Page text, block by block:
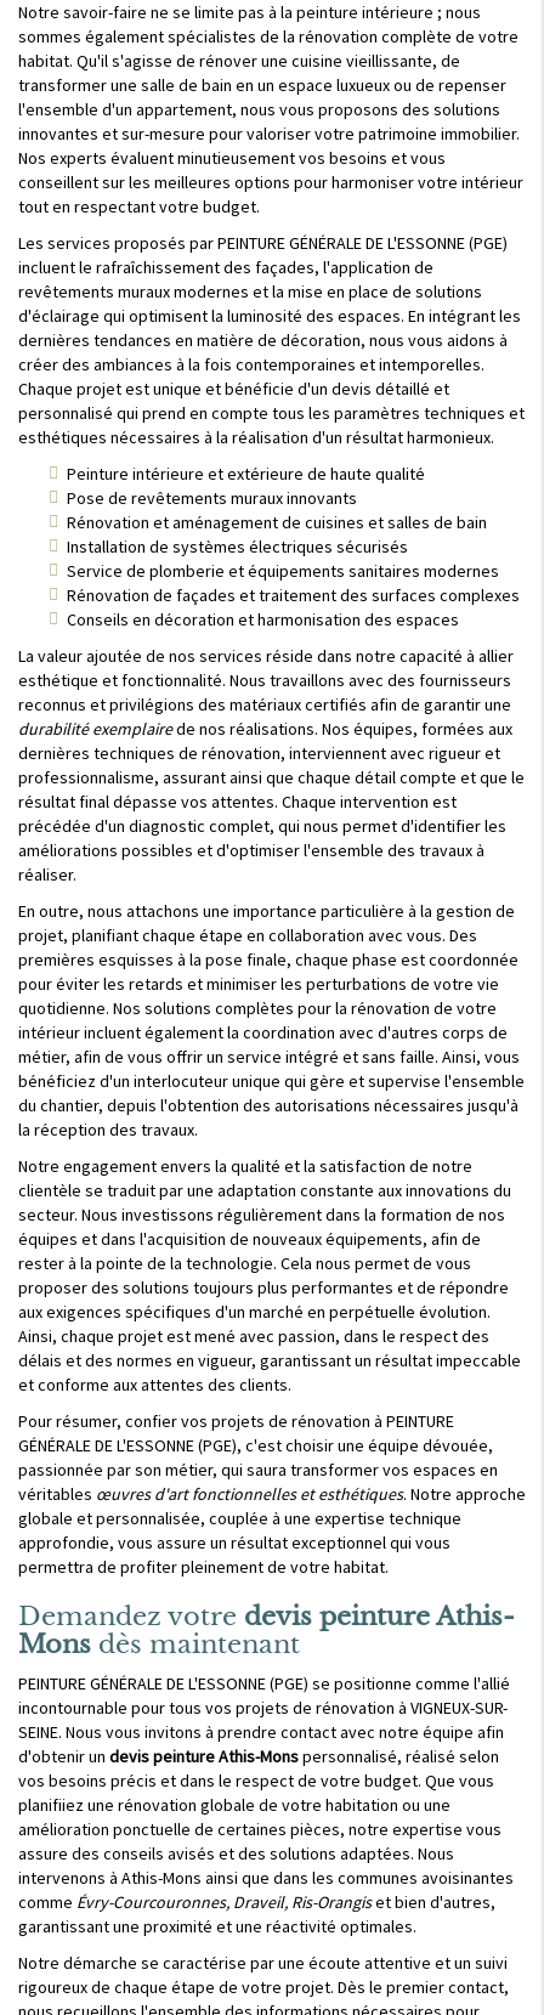
Notre savoir-faire ne se limite pas à la peinture intérieure ; nous
sommes également spécialistes de la rénovation complète de votre
habitat. Qu'il s'agisse de rénover une cuisine vieillissante, de
transformer une salle de bain en un espace luxueux ou de repenser
l'ensemble d'un appartement, nous vous proposons des solutions
innovantes et sur-mesure pour valoriser votre patrimoine immobilier.
Nos experts évaluent minutieusement vos besoins et vous
conseillent sur les meilleures options pour harmoniser votre intérieur
tout en respectant votre budget.
Les services proposés par PEINTURE GÉNÉRALE DE L'ESSONNE (PGE)
incluent le rafraîchissement des façades, l'application de
revêtements muraux modernes et la mise en place de solutions
d'éclairage qui optimisent la luminosité des espaces. En intégrant les
dernières tendances en matière de décoration, nous vous aidons à
créer des ambiances à la fois contemporaines et intemporelles.
Chaque projet est unique et bénéficie d'un devis détaillé et
personnalisé qui prend en compte tous les paramètres techniques et
esthétiques nécessaires à la réalisation d'un résultat harmonieux.
Peinture intérieure et extérieure de haute qualité
Pose de revêtements muraux innovants
Rénovation et aménagement de cuisines et salles de bain
Installation de systèmes électriques sécurisés
Service de plomberie et équipements sanitaires modernes
Rénovation de façades et traitement des surfaces complexes
Conseils en décoration et harmonisation des espaces
La valeur ajoutée de nos services réside dans notre capacité à allier
esthétique et fonctionnalité. Nous travaillons avec des fournisseurs
reconnus et privilégions des matériaux certifiés afin de garantir une
durabilité exemplairede nos réalisations. Nos équipes, formées aux
dernières techniques de rénovation, interviennent avec rigueur et
professionnalisme, assurant ainsi que chaque détail compte et que le
résultat final dépasse vos attentes. Chaque intervention est
précédée d'un diagnostic complet, qui nous permet d'identifier les
améliorations possibles et d'optimiser l'ensemble des travaux à
réaliser.
En outre, nous attachons une importance particulière à la gestion de
projet, planifiant chaque étape en collaboration avec vous. Des
premières esquisses à la pose finale, chaque phase est coordonnée
pour éviter les retards et minimiser les perturbations de votre vie
quotidienne. Nos solutions complètes pour la rénovation de votre
intérieur incluent également la coordination avec d'autres corps de
métier, afin de vous offrir un service intégré et sans faille. Ainsi, vous
bénéficiez d'un interlocuteur unique qui gère et supervise l'ensemble
du chantier, depuis l'obtention des autorisations nécessaires jusqu'à
la réception des travaux.
Notre engagement envers la qualité et la satisfaction de notre
clientèle se traduit par une adaptation constante aux innovations du
secteur. Nous investissons régulièrement dans la formation de nos
équipes et dans l'acquisition de nouveaux équipements, afin de
rester à la pointe de la technologie. Cela nous permet de vous
proposer des solutions toujours plus performantes et de répondre
aux exigences spécifiques d'un marché en perpétuelle évolution.
Ainsi, chaque projet est mené avec passion, dans le respect des
délais et des normes en vigueur, garantissant un résultat impeccable
et conforme aux attentes des clients.
Pour résumer, confier vos projets de rénovation à PEINTURE
GÉNÉRALE DE L'ESSONNE (PGE), c'est choisir une équipe dévouée,
passionnée par son métier, qui saura transformer vos espaces en
véritables œuvres d'art fonctionnelles et esthétiques. Notre approche
globale et personnalisée, couplée à une expertise technique
approfondie, vous assure un résultat exceptionnel qui vous
permettra de profiter pleinement de votre habitat.
Demandez votre devis peinture Athis-
Mons dès maintenant
PEINTURE GÉNÉRALE DE L'ESSONNE (PGE) se positionne comme l'allié
incontournable pour tous vos projets de rénovation à VIGNEUX-SUR-
SEINE. Nous vous invitons à prendre contact avec notre équipe afin
d'obtenir un devis peinture Athis-Monspersonnalisé, réalisé selon
vos besoins précis et dans le respect de votre budget. Que vous
planifiiez une rénovation globale de votre habitation ou une
amélioration ponctuelle de certaines pièces, notre expertise vous
assure des conseils avisés et des solutions adaptées. Nous
intervenons à Athis-Mons ainsi que dans les communes avoisinantes
comme Évry-Courcouronnes, Draveil, Ris-Orangiset bien d'autres,
garantissant une proximité et une réactivité optimales.
Notre démarche se caractérise par une écoute attentive et un suivi
rigoureux de chaque étape de votre projet. Dès le premier contact,